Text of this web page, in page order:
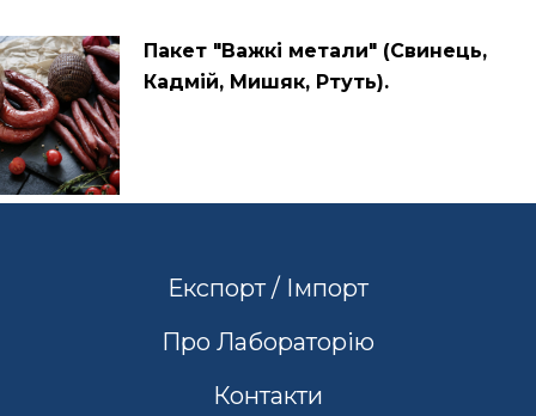
Пакет "Важкі метали" (Свинець,
Кадмій, Мишяк, Ртуть).
Експорт / Імпорт
Про Лабораторію
Контакти